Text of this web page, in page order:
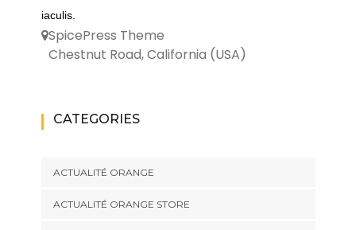
iaculis.
SpicePress Theme
Chestnut Road, California (USA)
CATEGORIES
ACTUALITÉ ORANGE
ACTUALITÉ ORANGE STORE